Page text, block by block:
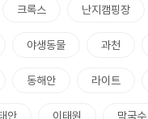
크록스 난지캠핑장
야생동물 과천
동해안 라이트
안 이태원 막국수